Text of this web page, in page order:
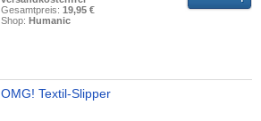
Gesamtpreis:19,95 €
Shop:Humanic
OMG! Textil-Slipper